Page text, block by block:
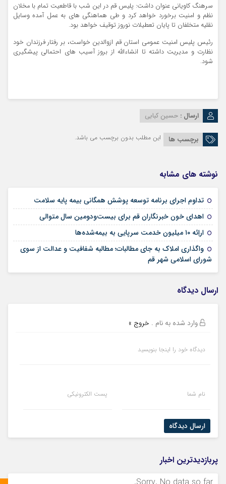
سرهنگ کاویانی عنوان داشت: پلیس قم در این شب با قاطعیت تمام با مخلان
نظم و امنیت برخورد خواهد کرد و طی هماهنگی های به عمل آمده وسایل
نقلیه متخلفان تا پایان تعطیلات نوروز توقیف خواهد بود.
رئیس پلیس امنیت عمومی استان قم ازوالدین خواست، بر رفتار فرزندان خود
نظارت و مدیریت داشته تا انشاءالله از بروز آسیب های احتمالی پیشگیری
شود.
ارسال : حسین کبابی
برچسب ها این مطلب بدون برچسب می باشد.
نوشته های مشابه
تداوم اجرای برنامه توسعه پوشش همگانی بیمه پایه سلامت
اهدای خون خبرنگاران قم برای بیست‌ودومین سال متوالی
اراِئه ۱۰ میلیون خدمت سرپایی به بیمه‌شده‌ها
واگذاری املاک به جای مطالبات؛ مطالبه شفافیت و عدالت از سوی
شورای اسلامی شهر قم
ارسال دیدگاه
وارد شده به نام . خروج »
دیدگاه خود را اینجا بنویسید
نام شما پست الکترونیکی
ارسال دیدگاه
پربازدیدترین اخبار